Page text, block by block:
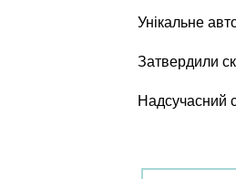
Унікальне
Затвердили
Надсучасний